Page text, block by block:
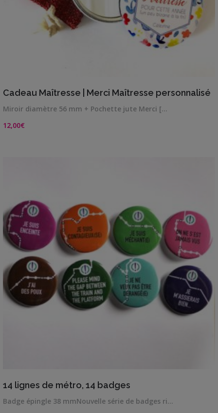
Cadeau Maîtresse | Merci Maîtresse personnalisé
Miroir diamètre 56 mm + Pochette jute Merci […
12,00€
14 lignes de métro, 14 badges
Badge épingle 38 mmNouvelle série de badges ri…